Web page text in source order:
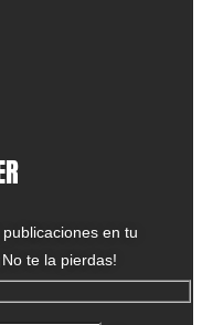
en tu
te la pierdas!